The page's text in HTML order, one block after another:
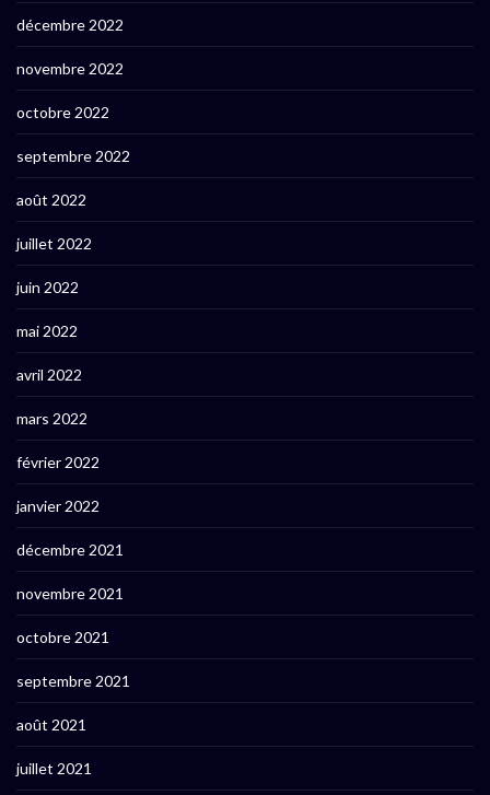
décembre 2022
novembre 2022
octobre 2022
septembre 2022
août 2022
juillet 2022
juin 2022
mai 2022
avril 2022
mars 2022
février 2022
janvier 2022
décembre 2021
novembre 2021
octobre 2021
septembre 2021
août 2021
juillet 2021